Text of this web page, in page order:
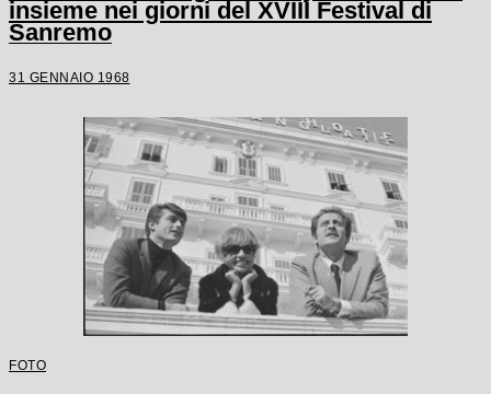
insieme nei giorni del XVIII Festival di
Sanremo
31 GENNAIO 1968
FOTO